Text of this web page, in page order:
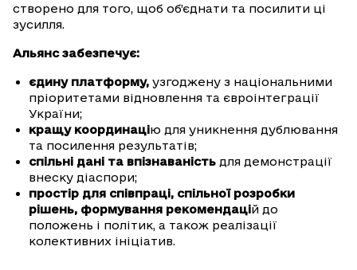
створено для того, щоб об’єднати та посилити ці
зусилля.
Альянс забезпечує:
єдину платформу, узгоджену з національними
пріоритетами відновлення та євроінтеграції
України;
кращу координацію для уникнення дублювання
та посилення результатів;
спільні дані та впізнаваність для демонстрації
внеску діаспори;
простір для співпраці, спільної розробки
рішень, формування рекомендацій до
положень і політик, а також реалізації
колективних ініціатив.